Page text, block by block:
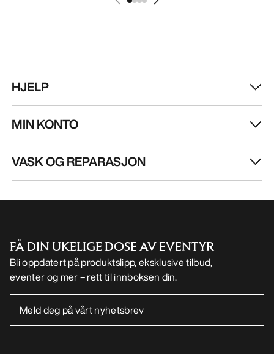
HJELP
MIN KONTO
VASK OG REPARASJON
FÅ DIN UKELIGE DOSE AV EVENTYR
Bli oppdatert på produktslipp, eksklusive tilbud,
eventer og mer – rett til innboksen din.